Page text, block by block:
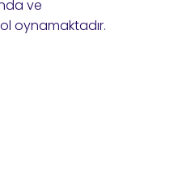
ve
oynamaktadır.